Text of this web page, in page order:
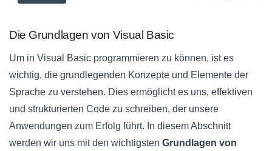
Die Grundlagen von Visual Basic
Um in Visual Basic programmieren zu können, ist es
wichtig, die grundlegenden Konzepte und Elemente der
Sprache zu verstehen. Dies ermöglicht es uns, effektiven
und strukturierten Code zu schreiben, der unsere
Anwendungen zum Erfolg führt. In diesem Abschnitt
werden wir uns mit den wichtigsten Grundlagen von